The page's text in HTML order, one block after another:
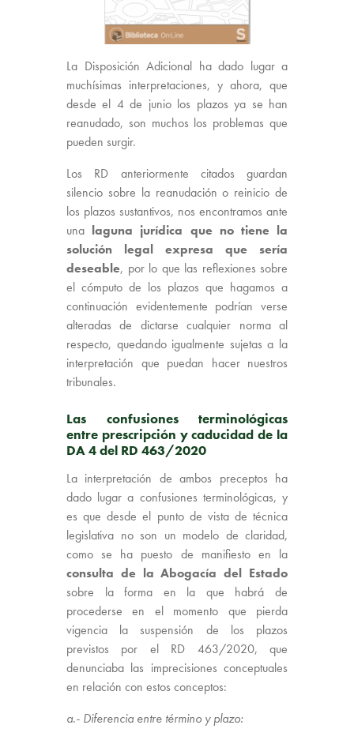
La Disposición Adicional ha dado lugar a
muchísimas interpretaciones, y ahora, que
desde el 4 de junio los plazos ya se han
reanudado, son muchos los problemas que
pueden surgir.
Los RD anteriormente citados guardan
silencio sobre la reanudación o reinicio de
los plazos sustantivos, nos encontramos ante
una laguna jurídica que no tiene la
solución legal expresa que sería
deseable, por lo que las reflexiones sobre
el cómputo de los plazos que hagamos a
continuación evidentemente podrían verse
alteradas de dictarse cualquier norma al
respecto, quedando igualmente sujetas a la
interpretación que puedan hacer nuestros
tribunales.
Las confusiones terminológicas
entre prescripción y caducidad de la
DA 4 del RD 463/2020
La interpretación de ambos preceptos ha
dado lugar a confusiones terminológicas, y
es que desde el punto de vista de técnica
legislativa no son un modelo de claridad,
como se ha puesto de manifiesto en la
consulta de la Abogacía del Estado
sobre la forma en la que habrá de
procederse en el momento que pierda
vigencia la suspensión de los plazos
previstos por el RD 463/2020, que
denunciaba las imprecisiones conceptuales
en relación con estos conceptos:
a.- Diferencia entre término y plazo: